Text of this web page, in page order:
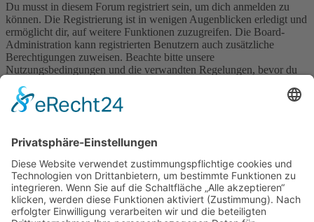
Du musst in diesem Forum registriert sein, um dich anmelden zu
können. Die Registrierung ist in wenigen Augenblicken erledigt und
ermöglicht dir, auf weitere Funktionen zuzugreifen. Die Board-
Administration kann registrierten Benutzern auch zusätzliche
Berechtigungen zuweisen. Beachte bitte unsere
Nutzungsbedingungen und die verwandten Regelungen, bevor du
wenn du dich in diesem Board bewegst.
Foren-Übersicht
Alle Zeiten sindUTC+02:00
Alle Cookies löschen